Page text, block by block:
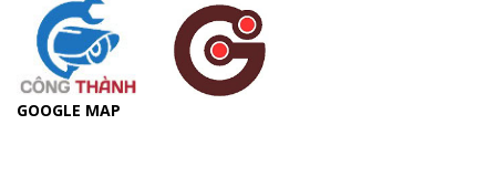
GOOGLE MAP